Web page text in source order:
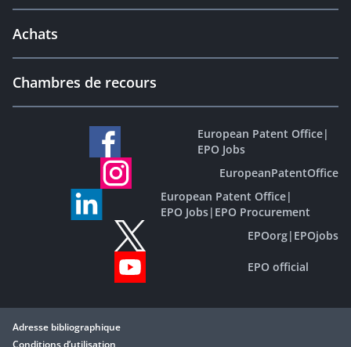
Achats
Chambres de recours
European Patent Office|
EPO Jobs
EuropeanPatentOffice
European Patent Office|
EPO Jobs| EPO Procurement
EPOorg| EPOjobs
EPO official
Adresse bibliographique
Conditions d’utilisation